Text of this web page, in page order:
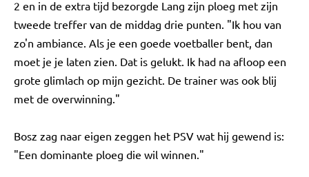
2 en in de extra tijd bezorgde Lang zijn ploeg met zijn
tweede treffer van de middag drie punten. "Ik hou van
zo'n ambiance. Als je een goede voetballer bent, dan
moet je je laten zien. Dat is gelukt. Ik had na afloop een
grote glimlach op mijn gezicht. De trainer was ook blij
met de overwinning."
Bosz zag naar eigen zeggen het PSV wat hij gewend is:
"Een dominante ploeg die wil winnen."